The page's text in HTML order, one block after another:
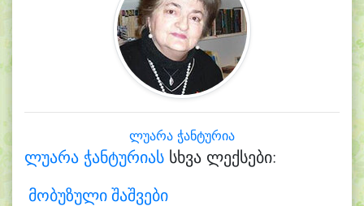
ლუარა ჭანტურია
ლუარა ჭანტურიას სხვა ლექსები:
მობუზული შაშვები